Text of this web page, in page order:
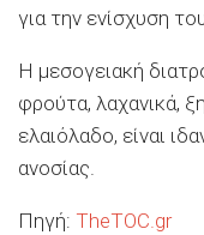
για την ενίσχυση
Η μεσογειακή
φρούτα, λαχανικά,
ελαιόλαδο, είναι
ανοσίας.
Πηγή: TheTOC.gr